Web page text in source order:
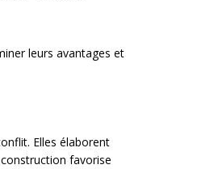
leurs avantages et
Elles élaborent
favorise